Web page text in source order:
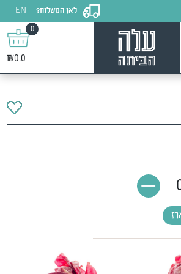
לאן המשלוח?
EN
0
₪0.0